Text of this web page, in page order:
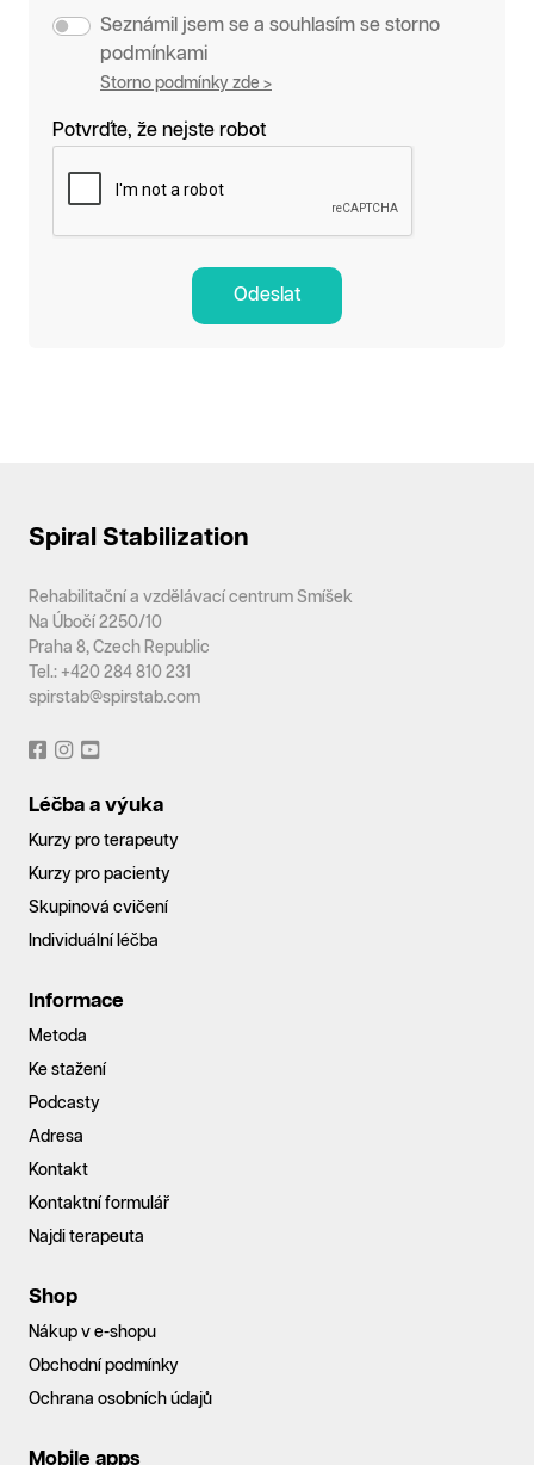
Seznámil jsem se a souhlasím se storno
podmínkami
Storno podmínky zde >
Potvrďte, že nejste robot
Odeslat
Spiral Stabilization
Rehabilitační a vzdělávací centrum Smíšek
Na Úbočí 2250/10
Praha 8, Czech Republic
Tel.: +420 284 810 231
spirstab@spirstab.com
Léčba a výuka
Kurzy pro terapeuty
Kurzy pro pacienty
Skupinová cvičení
Individuální léčba
Informace
Metoda
Ke stažení
Podcasty
Adresa
Kontakt
Kontaktní formulář
Najdi terapeuta
Shop
Nákup v e-shopu
Obchodní podmínky
Ochrana osobních údajů
Mobile apps